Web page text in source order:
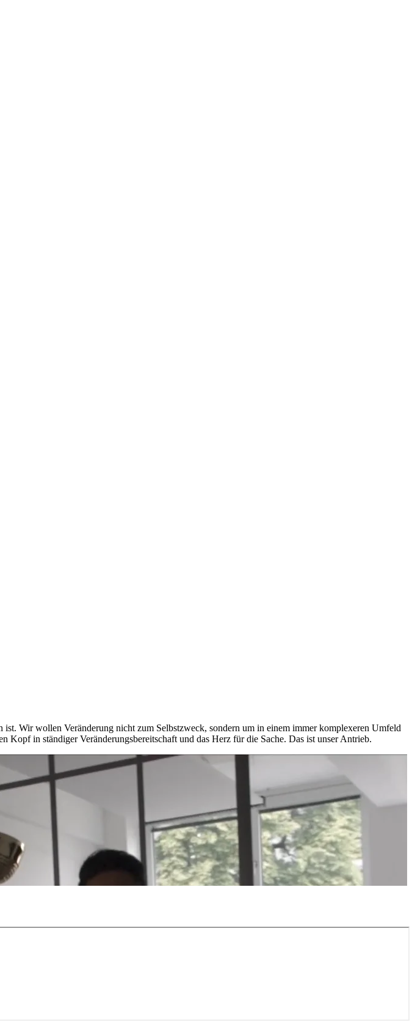
Wir wollen Veränderung nicht zum Selbstzweck, sondern um in einem immer komplexeren Umfeld
in ständiger Veränderungsbereitschaft und das Herz für die Sache. Das ist unser Antrieb.